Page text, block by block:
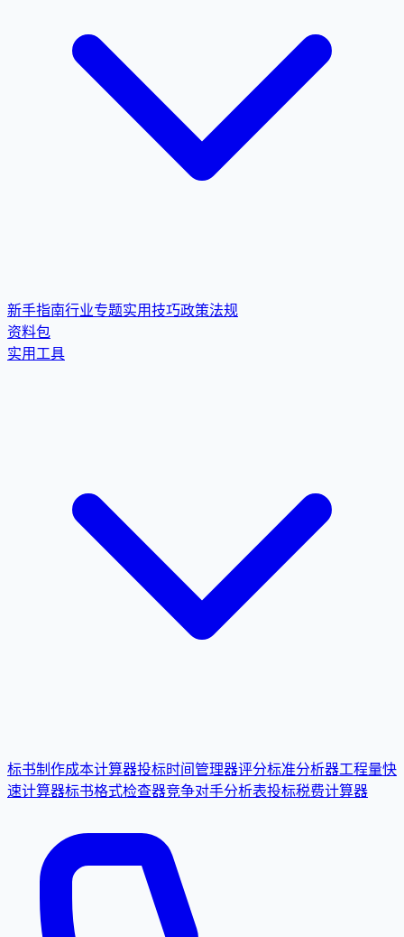
新手指南行业专题实用技巧政策法规
资料包
实用工具
标书制作成本计算器投标时间管理器评分标准分析器工程量快
速计算器标书格式检查器竞争对手分析表投标税费计算器